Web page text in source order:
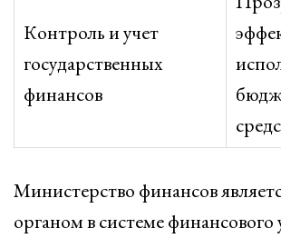
Контроль и учет
государственных
финансов
Министерство финансов
органом в системе